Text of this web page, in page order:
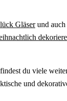
Gläserund auch
findest du viele
und